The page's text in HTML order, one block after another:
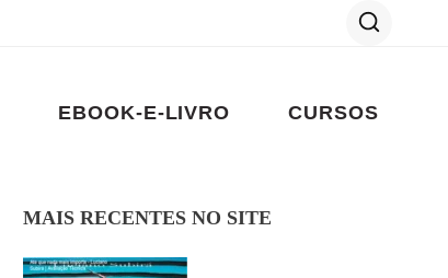
EBOOK-E-LIVRO CURSOS
MAIS RECENTES NO SITE